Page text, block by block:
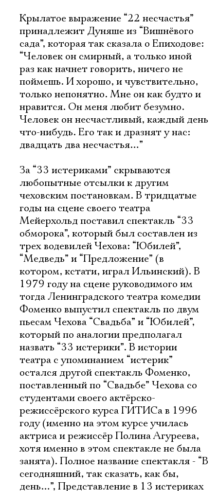
Крылатое выражение “22 несчастья”
принадлежит Дуняше из “Вишнёвого
сада”, которая так сказала о Епиходове:
“Человек он смирный, а только иной
раз как начнет говорить, ничего не
поймешь. И хорошо, и чувствительно,
только непонятно. Мне он как будто и
нравится. Он меня любит безумно.
Человек он несчастливый, каждый день
что-нибудь. Его так и дразнят у нас:
двадцать два несчастья…”
За “33 истериками” скрываются
любопытные отсылки к другим
чеховским постановкам. В тридцатые
годы на сцене своего театра
Мейерхольд поставил спектакль “33
обморока”, который был составлен из
трех водевилей Чехова: “Юбилей”,
“Медведь” и “Предложение” (в
котором, кстати, играл Ильинский). В
1979 году на сцене руководимого им
тогда Ленинградского театра комедии
Фоменко выпустил спектакль по двум
пьесам Чехова “Свадьба” и “Юбилей”,
который по аналогии предполагал
назвать “33 истерики”. В истории
театра с упоминанием “истерик”
остался другой спектакль Фоменко,
поставленный по “Свадьбе” Чехова со
студентами своего актёрско-
режиссёрского курса ГИТИСа в 1996
году (именно на этом курсе училась
актриса и режиссёр Полина Агуреева,
хотя именно в этом спектакле не была
занята). Полное название спектакля - “В
сегодняшний, так сказать, как бы,
день…”, Представление в 13 истериках